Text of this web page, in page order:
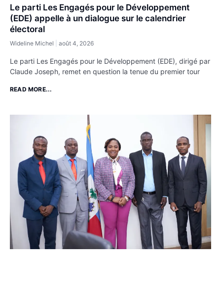
Le parti Les Engagés pour le Développement
(EDE) appelle à un dialogue sur le calendrier
électoral
Wideline Michel août 4, 2026
Le parti Les Engagés pour le Développement (EDE), dirigé par
Claude Joseph, remet en question la tenue du premier tour
READ MORE...